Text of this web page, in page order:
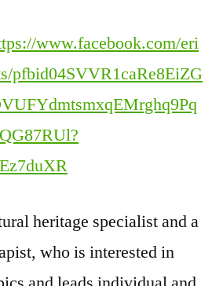
www.facebook.com/eri
pfbid04SVVR1caRe8EiZG
heritage specialist and a
who is interested in